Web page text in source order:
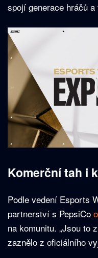
spojí generace hráčů a
Komerční tah i
Podle vedení Esports
partnerství s PepsiCo
na komunitu. „Jsou to
zaznělo z oficiálního